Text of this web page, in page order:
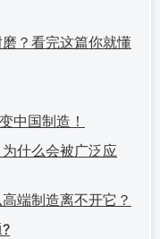
？看完这篇你就懂
中国制造！
什么会被广泛应
端制造离不开它？